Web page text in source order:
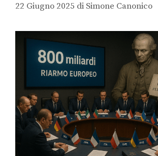
22 Giugno 2025 di Simone Canonico